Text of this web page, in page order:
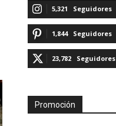
5,321 Seguidores
1,844 Seguidores
23,782 Seguidores
Promoción